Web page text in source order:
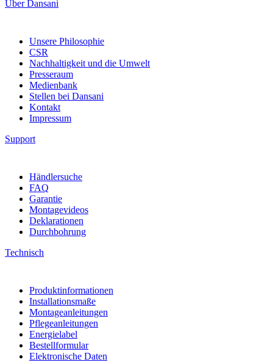
Über Dansani
Unsere Philosophie
CSR
Nachhaltigkeit und die Umwelt
Presseraum
Medienbank
Stellen bei Dansani
Kontakt
Impressum
Support
Händlersuche
FAQ
Garantie
Montagevideos
Deklarationen
Durchbohrung
Technisch
Produktinformationen
Installationsmaße
Montageanleitungen
Pflegeanleitungen
Energielabel
Bestellformular
Elektronische Daten